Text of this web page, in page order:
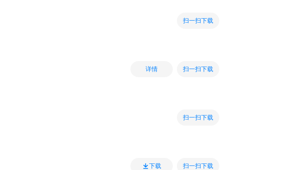
扫一扫下载
详情 扫一扫下载
扫一扫下载
下载 扫一扫下载